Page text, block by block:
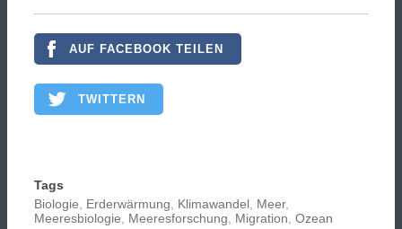
AUF FACEBOOK TEILEN
TWITTERN
Tags
Biologie, Erderwärmung, Klimawandel, Meer,
Meeresbiologie, Meeresforschung, Migration, Ozean